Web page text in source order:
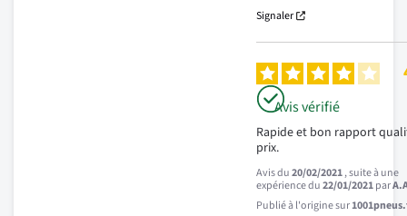
Signaler
Avis vérifié
Rapide et bon rapport
prix.
Avis du20/02/2021, suite à une
expérience du22/01/2021par
Publié à l'origine sur